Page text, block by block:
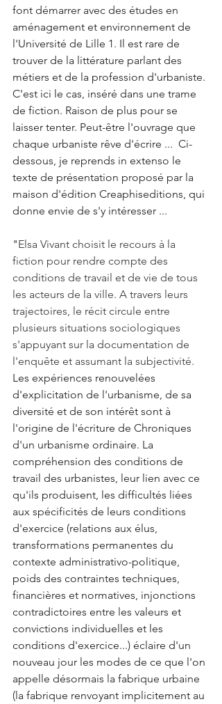
font démarrer avec des études en
aménagement et environnement de
l'Université de Lille 1. Il est rare de
trouver de la littérature parlant des
métiers et de la profession d'urbaniste.
C'est ici le cas, inséré dans une trame
de fiction. Raison de plus pour se
laisser tenter. Peut-être l'ouvrage que
chaque urbaniste rêve d'écrire ...  Ci-
dessous, je reprends in extenso le
texte de présentation proposé par la
maison d'édition Creaphiseditions, qui
donne envie de s'y intéresser ...
"Elsa Vivant choisit le recours à la
fiction pour rendre compte des
conditions de travail et de vie de tous
les acteurs de la ville. A travers leurs
trajectoires, le récit circule entre
plusieurs situations sociologiques
s'appuyant sur la documentation de
l'enquête et assumant la subjectivité.
Les expériences renouvelées
d'explicitation de l'urbanisme, de sa
diversité et de son intérêt sont à
l'origine de l'écriture de Chroniques
d'un urbanisme ordinaire. La
compréhension des conditions de
travail des urbanistes, leur lien avec ce
qu'ils produisent, les difficultés liées
aux spécificités de leurs conditions
d'exercice (relations aux élus,
transformations permanentes du
contexte administrativo-politique,
poids des contraintes techniques,
financières et normatives, injonctions
contradictoires entre les valeurs et
convictions individuelles et les
conditions d'exercice...) éclaire d'un
nouveau jour les modes de ce que l'on
appelle désormais la fabrique urbaine
(la fabrique renvoyant implicitement au